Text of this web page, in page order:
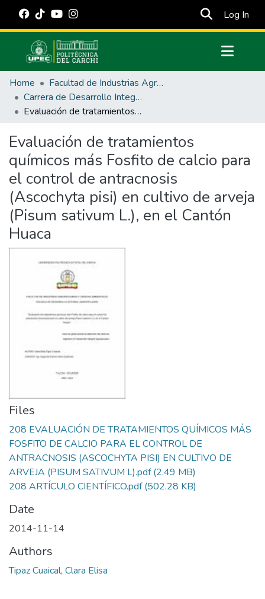
Log In
Communities & Collections
All of DSpace
Statistics
Estadísticas Externas
Manuales
Home
Facultad de Industrias Agropecuarias y Ciencias Ambientales
Carrera de Desarrollo Integral Agropecuario
Evaluación de tratamientos químicos más Fosfito de calcio para el control de antracnosis (Ascochyta pisi) en cultivo de arveja (Pisum sativum L.), en el Cantón Huaca
Evaluación de tratamientos
químicos más Fosfito de calcio para
el control de antracnosis
(Ascochyta pisi) en cultivo de arveja
(Pisum sativum L.), en el Cantón
Huaca
Files
208 EVALUACIÓN DE TRATAMIENTOS QUÍMICOS MÁS
FOSFITO DE CALCIO PARA EL CONTROL DE
ANTRACNOSIS (ASCOCHYTA PISI) EN CULTIVO DE
ARVEJA (PISUM SATIVUM L).pdf(2.49 MB)
208 ARTÍCULO CIENTÍFICO.pdf(502.28 KB)
Date
2014-11-14
Authors
Tipaz Cuaical, Clara Elisa